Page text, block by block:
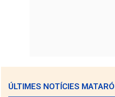
ÚLTIMES NOTÍCIES MATARÓ